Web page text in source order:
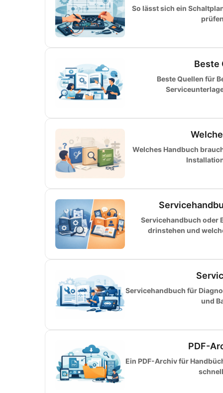
So lässt sich ein
Beste
Beste Quellen für
Welches Handbuch
Servicehandbuch oder
drinstehen und
Servicehandbuch für
und
PDF-
Ein PDF-Archiv für